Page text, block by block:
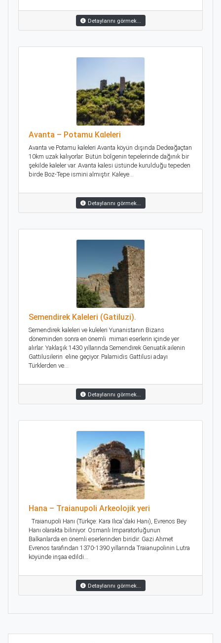
Detaylarını görmek...
Avanta – Potamu Kαleleri
Αvanta ve Potamu kaleleri Avanta köyün dışında Dedeağaçtan
10km uzak kalıyorlar. Bütün bölgenin tepelerinde dağınık bir
şekilde kaleler var. Avanta kalesi üstünde kurulduğu tepeden
birde Boz-Tepe ismini almıştır. Kaleye...
Detaylarını görmek...
Semendirek Kaleleri (Gatiluzi).
Semendirek kaleleri ve kuleleri Yunanistanın Bizans
döneminden sonra en önemli mimari eserlerin içinde yer
alırlar. Yaklaşık 1430 yıllarında Semendirek Genuatik ailenin
Gattilusilerin eline geçiyor. Palamidis Gattilusi adayı
Türklerden ve...
Detaylarını görmek...
Hana – Traianupoli Arkeolojik yeri
Traianupoli Hanı (Türkçe: Kara Ilıca'daki Hanı), Evrenos Bey
Hanı olarakta biliniyor. Osmanlı İmparatorluğunun
Balkanlarda en önemli eserlerinden biridir. Gazi Ahmet
Evrenos tarafından 1370-1390 yıllarında Traianupolinin Lutra
köyünde inşaa edildi...
Detaylarını görmek...